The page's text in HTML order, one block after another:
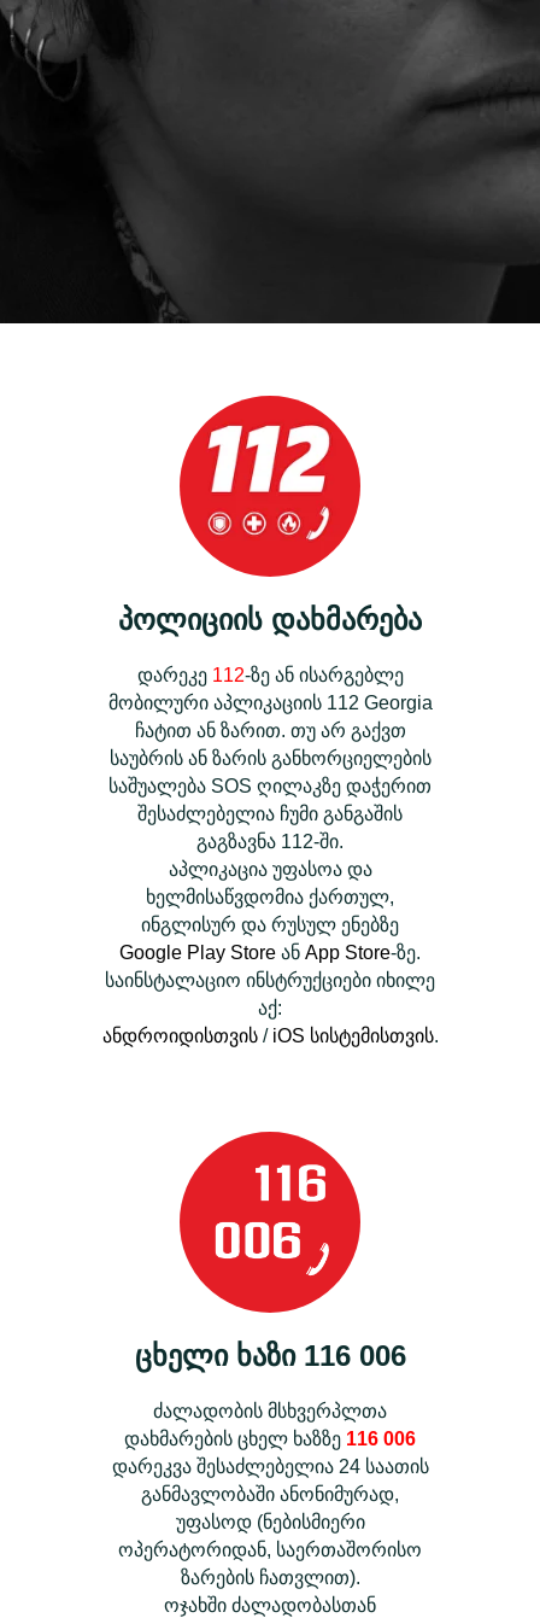
პოლიციის დახმარება
დარეკე 112-ზე ან ისარგებლე
მობილური აპლიკაციის 112 Georgia
ჩატით ან ზარით. თუ არ გაქვთ
საუბრის ან ზარის განხორციელების
საშუალება SOS ღილაკზე დაჭერით
შესაძლებელია ჩუმი განგაშის
გაგზავნა 112-ში.
აპლიკაცია უფასოა და
ხელმისაწვდომია ქართულ,
ინგლისურ და რუსულ ენებზე
Google Play Store ან App Store-ზე.
საინსტალაციო ინსტრუქციები იხილე
აქ:
ანდროიდისთვის/ iOS სისტემისთვის.
ცხელი ხაზი 116 006
ძალადობის მსხვერპლთა
დახმარების ცხელ ხაზზე 116 006
დარეკვა შესაძლებელია 24 საათის
განმავლობაში ანონიმურად,
უფასოდ (ნებისმიერი
ოპერატორიდან, საერთაშორისო
ზარების ჩათვლით).
ოჯახში ძალადობასთან